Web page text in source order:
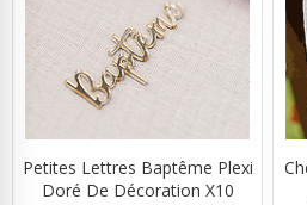
Petites Lettres Baptême Plexi
Doré De Décoration X10